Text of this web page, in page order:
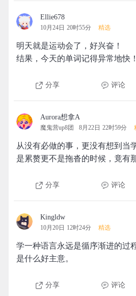
Ellie678
10月24日 20时55分 精选
明天就是运动会了，好兴奋！
结果，今天的单词记得异常地快！
分享 评论
Aurora想拿A
魔鬼营up8团 8月22日 22时59分
从没有必做的事，更没有想到当
是累赘更不是拖沓的时候，竟有
分享 评论
Kingldw
10月20日 12时24分 精选
学一种语言永远是循序渐进的过
是什么好主意。
分享 评论